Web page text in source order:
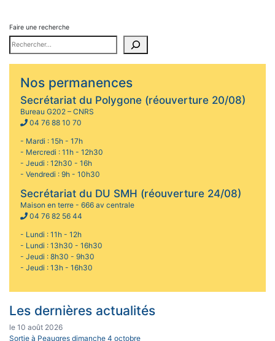
Faire une recherche
Nos permanences
Secrétariat du Polygone (réouverture 20/08)
Bureau G202 – CNRS
04 76 88 10 70
- Mardi : 15h - 17h
- Mercredi : 11h - 12h30
- Jeudi : 12h30 - 16h
- Vendredi : 9h - 10h30
Secrétariat du DU SMH (réouverture 24/08)
Maison en terre - 666 av centrale
04 76 82 56 44
- Lundi : 11h - 12h
- Lundi : 13h30 - 16h30
- Jeudi : 8h30 - 9h30
- Jeudi : 13h - 16h30
Les dernières actualités
le 10 août 2026
Sortie à Peaugres dimanche 4 octobre